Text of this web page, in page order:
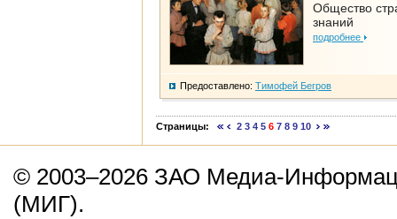
Общество
знаний
подробнее
Предоставлено: Тимофей Бегров
Страницы: 2 3 4 5 6 7 8 9 10
© 2003–2026 ЗАО Медиа-
(МИГ).